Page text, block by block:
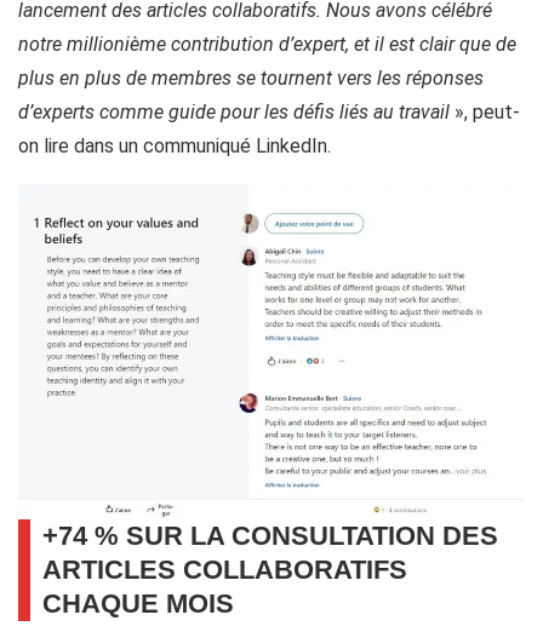
lancement des articles collaboratifs. Nous avons célébré
notre millionième contribution d’expert, et il est clair que de
plus en plus de membres se tournent vers les réponses
d’experts comme guide pour les défis liés au travail », peut-
on lire dans un communiqué LinkedIn.
+74 % SUR LA CONSULTATION DES
ARTICLES COLLABORATIFS
CHAQUE MOIS